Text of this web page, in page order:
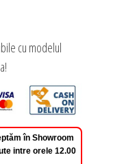
cu modelul
în Showroom
intre orele 12.00